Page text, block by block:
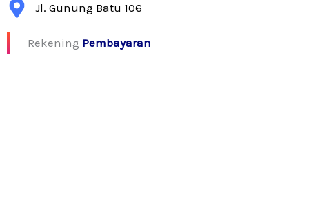
Jl. Gunung Batu 106
Rekening Pembayaran